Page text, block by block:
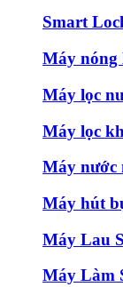
Smart
Máy nóng
Máy lọc
Máy lọc
Máy nước
Máy hút
Máy Lau
Máy Làm